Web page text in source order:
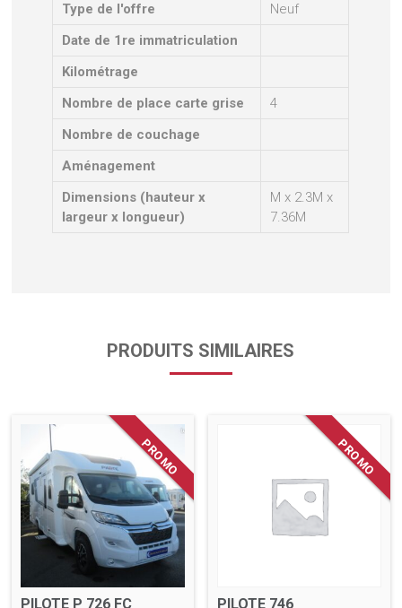
Type de l'offre
Neuf
Date de 1re immatriculation
Kilométrage
Nombre de place carte grise
4
Nombre de couchage
Aménagement
Dimensions (hauteur x
largeur x longueur)
M x 2.3M x
7.36M
PRODUITS SIMILAIRES
PILOTE P 726 FC PILOTE 746